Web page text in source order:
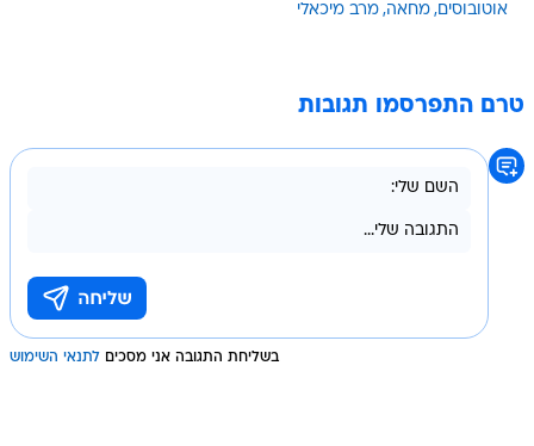
אוטובוסים מחאה מרב מיכאלי
טרם התפרסמו תגובות
בשליחת התגובה אני מסכים לתנאי השימוש